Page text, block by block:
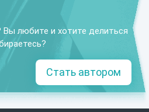
Вы любите и хотите делиться
Стать автором